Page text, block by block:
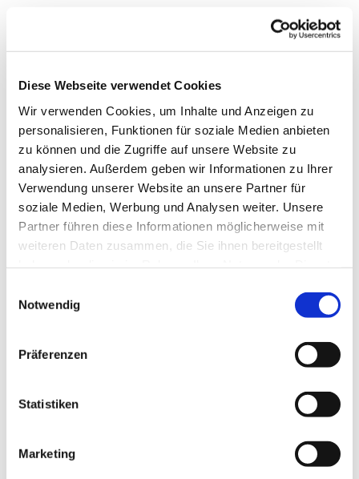
Diese Webseite verwendet Cookies
Wir verwenden Cookies, um Inhalte und Anzeigen zu
personalisieren, Funktionen für soziale Medien anbieten
zu können und die Zugriffe auf unsere Website zu
analysieren. Außerdem geben wir Informationen zu Ihrer
Verwendung unserer Website an unsere Partner für
soziale Medien, Werbung und Analysen weiter. Unsere
Partner führen diese Informationen möglicherweise mit
weiteren Daten zusammen, die Sie ihnen bereitgestellt
Notwendig
Präferenzen
Statistiken
Marketing
Dies könnte Sie auch
interessieren